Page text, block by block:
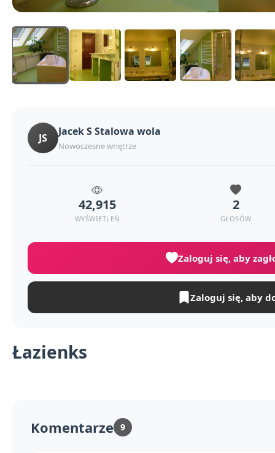
Łazienks
JS Jacek S Stalowa wola
Nowoczesne wnętrze
42,915
WYŚWIETLEŃ
2
GŁOSÓW
Zaloguj się, aby
Zaloguj się, aby
Komentarze 9